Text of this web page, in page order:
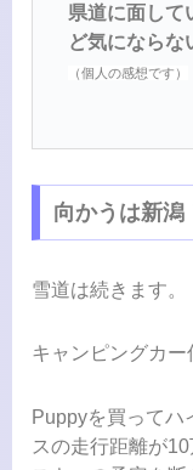
県道に面して
ど気にならな
（個人の感想です）
向かうは新潟
雪道は続きます。
キャンピングカ
Puppyを買ってハ
スの走行距離が